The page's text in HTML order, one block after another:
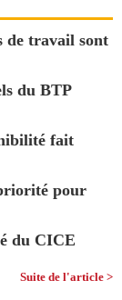
de travail sont
du BTP
fait
pour
du CICE
Suite de l'article >